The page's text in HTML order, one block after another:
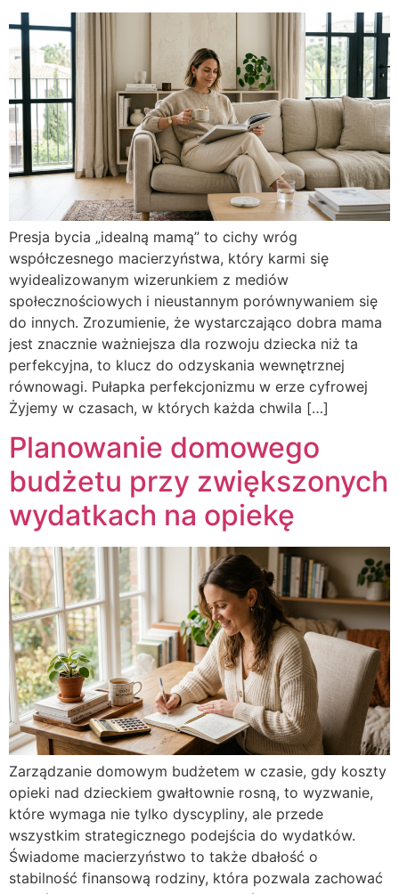
Presja bycia „idealną mamą” to cichy wróg
współczesnego macierzyństwa, który karmi się
wyidealizowanym wizerunkiem z mediów
społecznościowych i nieustannym porównywaniem się
do innych. Zrozumienie, że wystarczająco dobra mama
jest znacznie ważniejsza dla rozwoju dziecka niż ta
perfekcyjna, to klucz do odzyskania wewnętrznej
równowagi. Pułapka perfekcjonizmu w erze cyfrowej
Żyjemy w czasach, w których każda chwila […]
Planowanie domowego
budżetu przy zwiększonych
wydatkach na opiekę
Zarządzanie domowym budżetem w czasie, gdy koszty
opieki nad dzieckiem gwałtownie rosną, to wyzwanie,
które wymaga nie tylko dyscypliny, ale przede
wszystkim strategicznego podejścia do wydatków.
Świadome macierzyństwo to także dbałość o
stabilność finansową rodziny, która pozwala zachować